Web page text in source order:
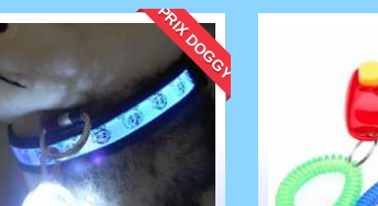
temps
Bonjour comment faire pour commander
un autre collier sur mon système ?
PRIX DOGGY